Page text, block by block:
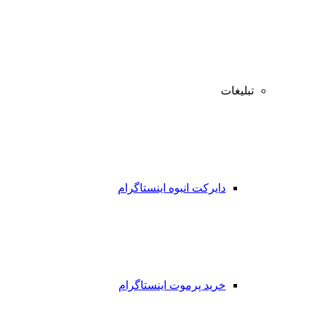
تبلیغات
دایرکت انبوه اینستاگرام
خرید پرموت اینستاگرام